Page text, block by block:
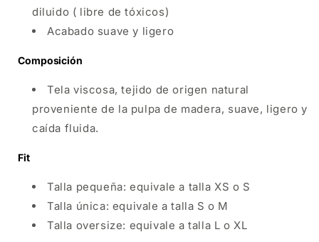
diluido ( libre de tóxicos)
Acabado suave y ligero
Composición
Tela viscosa, tejido de origen natural
proveniente de la pulpa de madera, suave, ligero y
caída fluida.
Fit
Talla pequeña: equivale a talla XS o S
Talla única: equivale a talla S o M
Talla oversize: equivale a talla L o XL